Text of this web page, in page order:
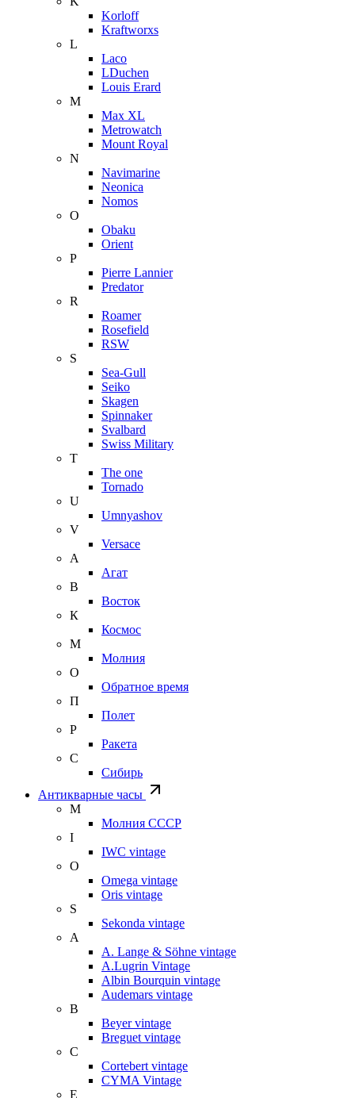
Korloff
Kraftworxs
L
Laco
LDuchen
Louis Erard
M
Max XL
Metrowatch
Mount Royal
N
Navimarine
Neonica
Nomos
O
Obaku
Orient
P
Pierre Lannier
Predator
R
Roamer
Rosefield
RSW
S
Sea-Gull
Seiko
Skagen
Spinnaker
Svalbard
Swiss Military
T
The one
Tornado
U
Umnyashov
V
Versace
А
Агат
В
Восток
К
Космос
М
Молния
О
Обратное время
П
Полет
Р
Ракета
С
Сибирь
Антикварные часы
М
Молния СССР
I
IWC vintage
O
Omega vintage
Oris vintage
S
Sekonda vintage
A
A. Lange & Söhne vintage
A.Lugrin Vintage
Albin Bourquin vintage
Audemars vintage
B
Beyer vintage
Breguet vintage
C
Cortebert vintage
CYMA Vintage
E